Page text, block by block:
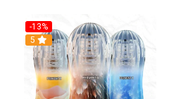
-13%
Hot
5